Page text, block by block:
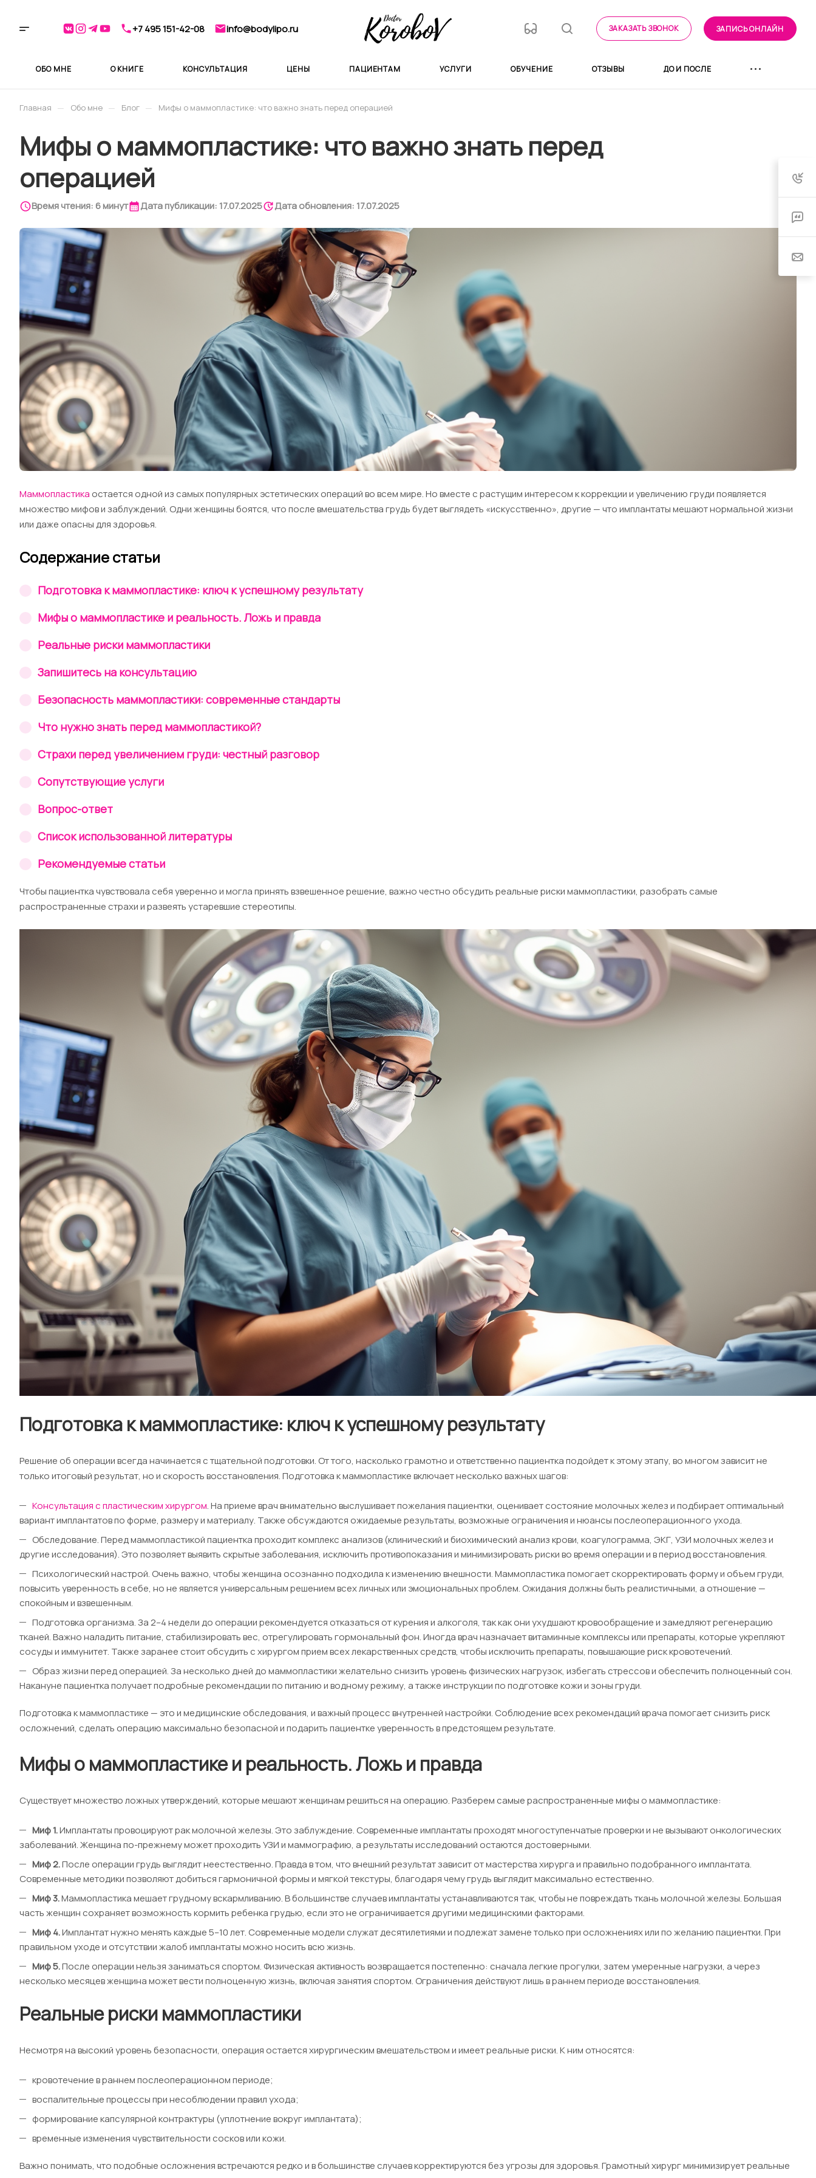
+7 495 151-42-08 info@bodylipo.ru ЗАКАЗАТЬ ЗВОНОК ЗАПИСЬ ОНЛАЙН
ОБО МНЕ О КНИГЕ КОНСУЛЬТАЦИЯ ЦЕНЫ ПАЦИЕНТАМ УСЛУГИ ОБУЧЕНИЕ ОТЗЫВЫ ДО И ПОСЛЕ
Главная — Обо мне — Блог — Мифы о маммопластике: что важно знать перед операцией
Мифы о маммопластике: что важно знать перед
операцией
Время чтения: 6 минут Дата публикации: 17.07.2025 Дата обновления: 17.07.2025
Маммопластика остается одной из самых популярных эстетических операций во всем мире. Но вместе с растущим интересом к коррекции и увеличению груди появляется
множество мифов и заблуждений. Одни женщины боятся, что после вмешательства грудь будет выглядеть «искусственно», другие — что имплантаты мешают нормальной жизни
или даже опасны для здоровья.
Содержание статьи
Подготовка к маммопластике: ключ к успешному результату
Мифы о маммопластике и реальность. Ложь и правда
Реальные риски маммопластики
Запишитесь на консультацию
Безопасность маммопластики: современные стандарты
Что нужно знать перед маммопластикой?
Страхи перед увеличением груди: честный разговор
Сопутствующие услуги
Вопрос-ответ
Список использованной литературы
Рекомендуемые статьи
Чтобы пациентка чувствовала себя уверенно и могла принять взвешенное решение, важно честно обсудить реальные риски маммопластики, разобрать самые
распространенные страхи и развеять устаревшие стереотипы.
Подготовка к маммопластике: ключ к успешному результату
Решение об операции всегда начинается с тщательной подготовки. От того, насколько грамотно и ответственно пациентка подойдет к этому этапу, во многом зависит не
только итоговый результат, но и скорость восстановления. Подготовка к маммопластике включает несколько важных шагов:
Консультация с пластическим хирургом. На приеме врач внимательно выслушивает пожелания пациентки, оценивает состояние молочных желез и подбирает оптимальный
вариант имплантатов по форме, размеру и материалу. Также обсуждаются ожидаемые результаты, возможные ограничения и нюансы послеоперационного ухода.
Обследование. Перед маммопластикой пациентка проходит комплекс анализов (клинический и биохимический анализ крови, коагулограмма, ЭКГ, УЗИ молочных желез и
другие исследования). Это позволяет выявить скрытые заболевания, исключить противопоказания и минимизировать риски во время операции и в период восстановления.
Психологический настрой. Очень важно, чтобы женщина осознанно подходила к изменению внешности. Маммопластика помогает скорректировать форму и объем груди,
повысить уверенность в себе, но не является универсальным решением всех личных или эмоциональных проблем. Ожидания должны быть реалистичными, а отношение —
спокойным и взвешенным.
Подготовка организма. За 2–4 недели до операции рекомендуется отказаться от курения и алкоголя, так как они ухудшают кровообращение и замедляют регенерацию
тканей. Важно наладить питание, стабилизировать вес, отрегулировать гормональный фон. Иногда врач назначает витаминные комплексы или препараты, которые укрепляют
сосуды и иммунитет. Также заранее стоит обсудить с хирургом прием всех лекарственных средств, чтобы исключить препараты, повышающие риск кровотечений.
Образ жизни перед операцией. За несколько дней до маммопластики желательно снизить уровень физических нагрузок, избегать стрессов и обеспечить полноценный сон.
Накануне пациентка получает подробные рекомендации по питанию и водному режиму, а также инструкции по подготовке кожи и зоны груди.
Подготовка к маммопластике — это и медицинские обследования, и важный процесс внутренней настройки. Соблюдение всех рекомендаций врача помогает снизить риск
осложнений, сделать операцию максимально безопасной и подарить пациентке уверенность в предстоящем результате.
Мифы о маммопластике и реальность. Ложь и правда
Существует множество ложных утверждений, которые мешают женщинам решиться на операцию. Разберем самые распространенные мифы о маммопластике:
Миф 1.Имплантаты провоцируют рак молочной железы. Это заблуждение. Современные имплантаты проходят многоступенчатые проверки и не вызывают онкологических
заболеваний. Женщина по-прежнему может проходить УЗИ и маммографию, а результаты исследований остаются достоверными.
Миф 2.После операции грудь выглядит неестественно. Правда в том, что внешний результат зависит от мастерства хирурга и правильно подобранного имплантата.
Современные методики позволяют добиться гармоничной формы и мягкой текстуры, благодаря чему грудь выглядит максимально естественно.
Миф 3.Маммопластика мешает грудному вскармливанию. В большинстве случаев имплантаты устанавливаются так, чтобы не повреждать ткань молочной железы. Большая
часть женщин сохраняет возможность кормить ребенка грудью, если это не ограничивается другими медицинскими факторами.
Миф 4.Имплантат нужно менять каждые 5–10 лет. Современные модели служат десятилетиями и подлежат замене только при осложнениях или по желанию пациентки. При
правильном уходе и отсутствии жалоб имплантаты можно носить всю жизнь.
Миф 5.После операции нельзя заниматься спортом. Физическая активность возвращается постепенно: сначала легкие прогулки, затем умеренные нагрузки, а через
несколько месяцев женщина может вести полноценную жизнь, включая занятия спортом. Ограничения действуют лишь в раннем периоде восстановления.
Реальные риски маммопластики
Несмотря на высокий уровень безопасности, операция остается хирургическим вмешательством и имеет реальные риски. К ним относятся:
кровотечение в раннем послеоперационном периоде;
воспалительные процессы при несоблюдении правил ухода;
формирование капсулярной контрактуры (уплотнение вокруг имплантата);
временные изменения чувствительности сосков или кожи.
Важно понимать, что подобные осложнения встречаются редко и в большинстве случаев корректируются без угрозы для здоровья. Грамотный хирург минимизирует реальные